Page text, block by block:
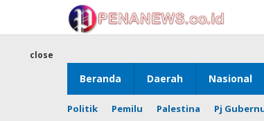
content
Beranda Daerah Nasional
Politik Pemilu Palestina Pj
close